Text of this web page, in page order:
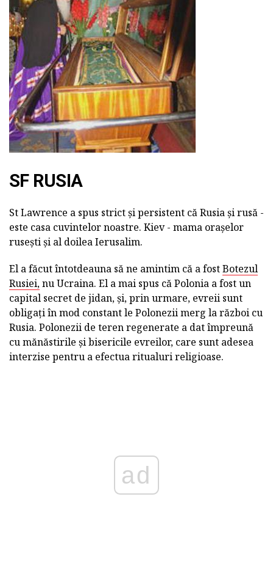
SF RUSIA
St Lawrence a spus strict și persistent că Rusia și rusă -
este casa cuvintelor noastre. Kiev - mama orașelor
rusești și al doilea Ierusalim.
El a făcut întotdeauna să ne amintim că a fostBotezul
Rusiei,nu Ucraina. El a mai spus că Polonia a fost un
capital secret de jidan, și, prin urmare, evreii sunt
obligați în mod constant le Polonezii merg la război cu
Rusia. Polonezii de teren regenerate a dat împreună
cu mănăstirile și bisericile evreilor, care sunt adesea
interzise pentru a efectua ritualuri religioase.
ad